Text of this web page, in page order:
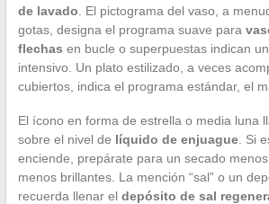
de lavado . El pictograma del vaso, a
gotas, designa el programa suave para
flechas en bucle o superpuestas indican un
intensivo. Un plato estilizado, a veces
cubiertos, indica el programa estándar, el
El ícono en forma de estrella o media luna
sobre el nivel de líquido de enjuague. Si
enciende, prepárate para un secado
menos brillantes. La mención “sal” o un
recuerda llenar el depósito de sal